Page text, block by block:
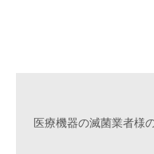
医療機器の滅菌業者様